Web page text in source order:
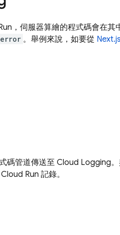
，伺服器算繪的程式碼會在其
。舉例來說，如要從
碼管道傳送至 Cloud Logging
Cloud Run 記錄。